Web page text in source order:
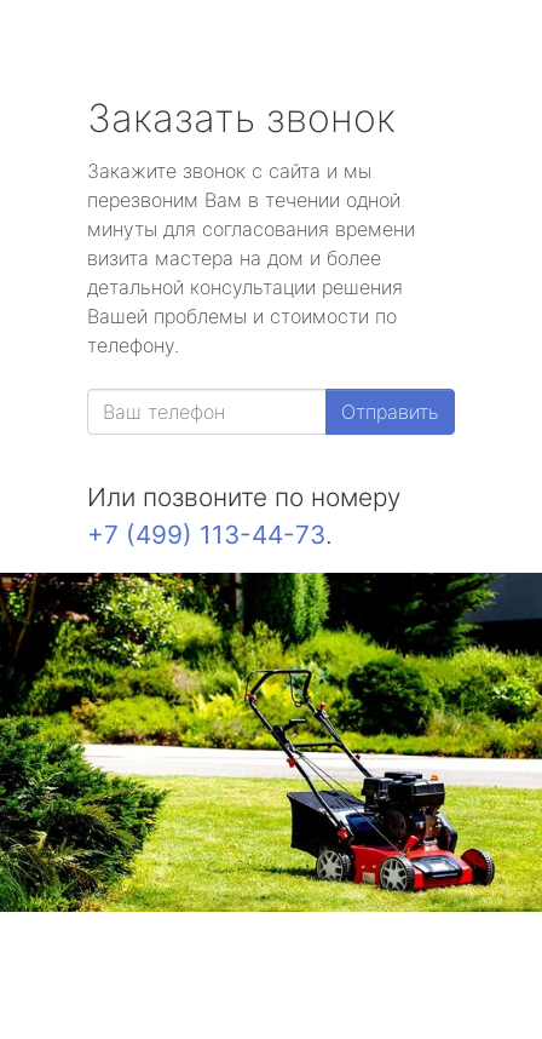
Заказать звонок
Закажите звонок с сайта и мы
перезвоним Вам в течении одной
минуты для согласования времени
визита мастера на дом и более
детальной консультации решения
Вашей проблемы и стоимости по
телефону.
Отправить
Или позвоните по номеру
+7 (499) 113-44-73.